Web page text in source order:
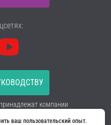
компании
запрещено!
ваш пользовательский опыт.